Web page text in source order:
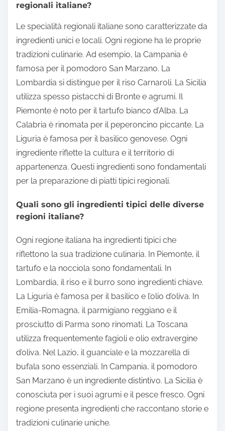
regionali italiane?
Le specialità regionali italiane sono caratterizzate da
ingredienti unici e locali. Ogni regione ha le proprie
tradizioni culinarie. Ad esempio, la Campania è
famosa per il pomodoro San Marzano. La
Lombardia si distingue per il riso Carnaroli. La Sicilia
utilizza spesso pistacchi di Bronte e agrumi. Il
Piemonte è noto per il tartufo bianco d’Alba. La
Calabria è rinomata per il peperoncino piccante. La
Liguria è famosa per il basilico genovese. Ogni
ingrediente riflette la cultura e il territorio di
appartenenza. Questi ingredienti sono fondamentali
per la preparazione di piatti tipici regionali.
Quali sono gli ingredienti tipici delle diverse
regioni italiane?
Ogni regione italiana ha ingredienti tipici che
riflettono la sua tradizione culinaria. In Piemonte, il
tartufo e la nocciola sono fondamentali. In
Lombardia, il riso e il burro sono ingredienti chiave.
La Liguria è famosa per il basilico e l’olio d’oliva. In
Emilia-Romagna, il parmigiano reggiano e il
prosciutto di Parma sono rinomati. La Toscana
utilizza frequentemente fagioli e olio extravergine
d’oliva. Nel Lazio, il guanciale e la mozzarella di
bufala sono essenziali. In Campania, il pomodoro
San Marzano è un ingrediente distintivo. La Sicilia è
conosciuta per i suoi agrumi e il pesce fresco. Ogni
regione presenta ingredienti che raccontano storie e
tradizioni culinarie uniche.